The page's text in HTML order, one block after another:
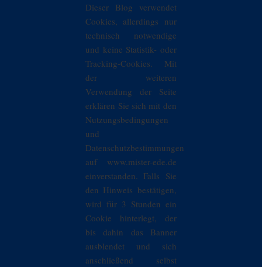
Dieser Blog verwendet
Cookies, allerdings nur
technisch notwendige
und keine Statistik- oder
Tracking-Cookies. Mit
der weiteren
Verwendung der Seite
erklären Sie sich mit den
Nutzungsbedingungen
und
Datenschutzbestimmungen
auf www.mister-ede.de
einverstanden. Falls Sie
den Hinweis bestätigen,
wird für 3 Stunden ein
Cookie hinterlegt, der
bis dahin das Banner
ausblendet und sich
anschließend selbst